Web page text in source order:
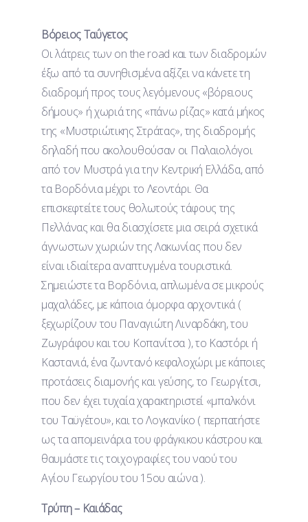
Βόρειος Ταΰγετος
Οι λάτρεις των on the road και των διαδρομών
έξω από τα συνηθισμένα αξίζει να κάνετε τη
διαδρομή προς τους λεγόμενους «βόρειους
δήμους» ή χωριά της «πάνω ρίζας» κατά μήκος
της «Μυστριώτικης Στράτας», της διαδρομής
δηλαδή που ακολουθούσαν οι Παλαιολόγοι
από τον Μυστρά για την Κεντρική Ελλάδα, από
τα Βορδόνια μέχρι το Λεοντάρι. Θα
επισκεφτείτε τους θολωτούς τάφους της
Πελλάνας και θα διασχίσετε μια σειρά σχετικά
άγνωστων χωριών της Λακωνίας που δεν
είναι ιδιαίτερα αναπτυγμένα τουριστικά.
Σημειώστε τα Βορδόνια, απλωμένα σε μικρούς
μαχαλάδες, με κάποια όμορφα αρχοντικά (
ξεχωρίζουν του Παναγιώτη Λιναρδάκη, του
Ζωγράφου και του Κοπανίτσα ), το Καστόρι ή
Καστανιά, ένα ζωντανό κεφαλοχώρι με κάποιες
προτάσεις διαμονής και γεύσης, το Γεωργίτσι,
που δεν έχει τυχαία χαρακτηριστεί «μπαλκόνι
του Ταϋγέτου», και το Λογκανίκο ( περπατήστε
ως τα απομεινάρια του φράγκικου κάστρου και
θαυμάστε τις τοιχογραφίες του ναού του
Αγίου Γεωργίου του 15ου αιώνα ).
Τρύπη – Καιάδας